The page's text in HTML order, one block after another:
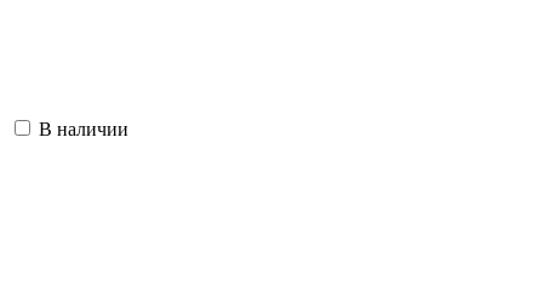
В наличии